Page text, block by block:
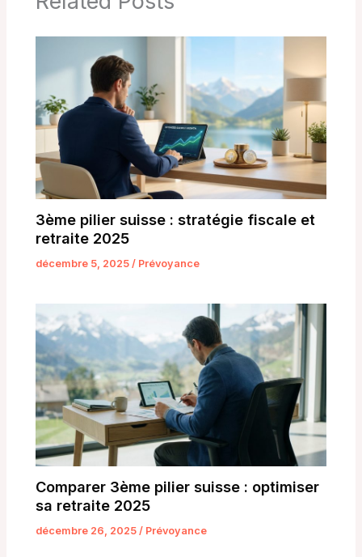
3ème pilier suisse : stratégie fiscale et
retraite 2025
décembre 5, 2025/ Prévoyance
Comparer 3ème pilier suisse : optimiser
sa retraite 2025
décembre 26, 2025/ Prévoyance